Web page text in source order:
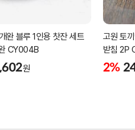
완 블루 1인용 찻잔 세트
CY004B
원
고원 토
받침 2P
2%